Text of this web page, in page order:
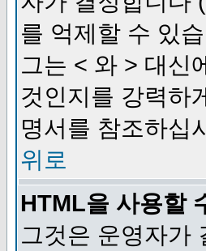
를 억제할 수 있
그는 < 와 > 대신
것인지를 강력하
명서를 참조하십
위로
HTML을 사용할
그것은 운영자가